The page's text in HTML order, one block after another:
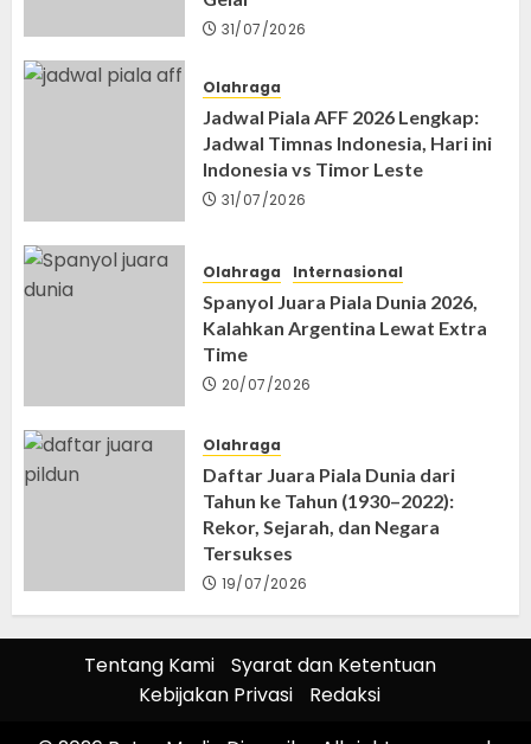
31/07/2026
Olahraga
Jadwal Piala AFF 2026 Lengkap:
Jadwal Timnas Indonesia, Hari ini
Indonesia vs Timor Leste
31/07/2026
Olahraga Internasional
Spanyol Juara Piala Dunia 2026,
Kalahkan Argentina Lewat Extra
Time
20/07/2026
Olahraga
Daftar Juara Piala Dunia dari
Tahun ke Tahun (1930–2022):
Rekor, Sejarah, dan Negara
Tersukses
19/07/2026
Tentang Kami
Syarat dan Ketentuan
Kebijakan Privasi
Redaksi